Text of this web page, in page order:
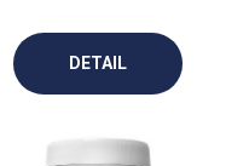
DETAIL